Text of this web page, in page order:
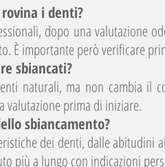
i denti?
dopo una valutazione
È importante però verificare
sbiancati?
naturali, ma non cambia il
valutazione prima di iniziare.
sbiancamento?
dei denti, dalle
più a lungo con indicazioni